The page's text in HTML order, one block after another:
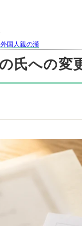
するもの
外国人親の漢字の氏への変
氏への変